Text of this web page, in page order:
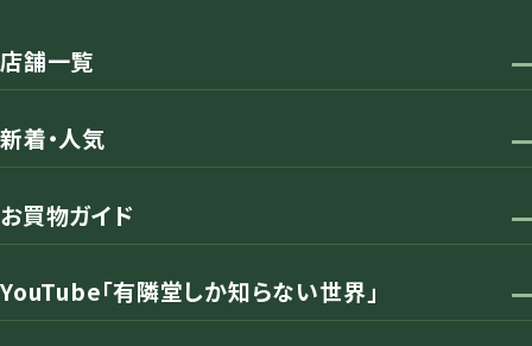
店舗一覧
新着・人気
お買物ガイド
YouTube「有隣堂しか知らない世界」